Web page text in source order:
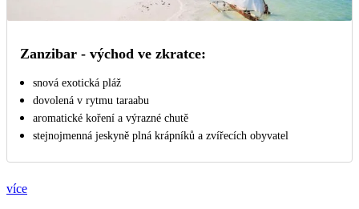
Zanzibar - východ ve zkratce:
snová exotická pláž
dovolená v rytmu taraabu
aromatické koření a výrazné chutě
stejnojmenná jeskyně plná krápníků a zvířecích obyvatel
více